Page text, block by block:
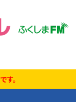
す。